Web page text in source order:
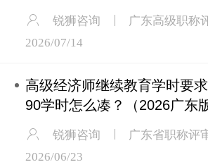
锐狮咨询
广东高级职称
2026/07/14
高级经济师继续教育学时要
90学时怎么凑？（2026广东
锐狮咨询
广东省职称评
2026/06/23